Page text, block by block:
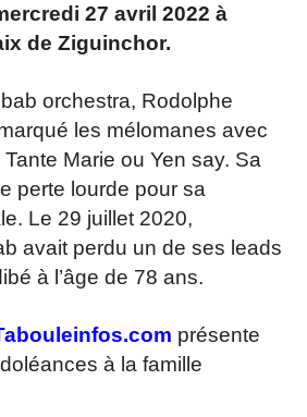
27 avril 2022 à
de Ziguinchor.
orchestra, Rodolphe
marqué les mélomanes avec
Marie ou Yen say. Sa
perte lourde pour sa
Le 29 juillet 2020,
avait perdu un de ses leads
à l’âge de 78 ans.
présente
à la famille